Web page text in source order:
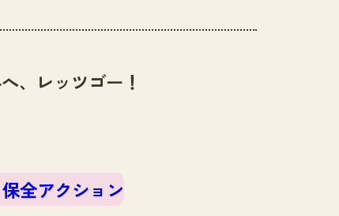
、レッツゴー！
保全アクション